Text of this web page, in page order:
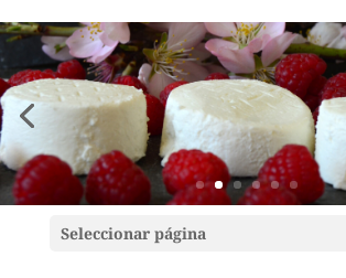
Seleccionar página